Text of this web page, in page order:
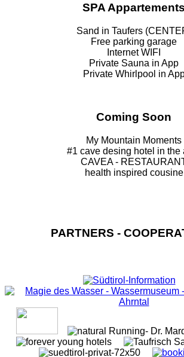
SPA Appartements
Sand in Taufers
Free parking garage
Internet WIFI
Private Sauna in App
Private Whirlpool in
Coming Soon
My Mountain Moments
#1 cave desing hotel in the
CAVEA -
health inspired cousine
PARTNERS -